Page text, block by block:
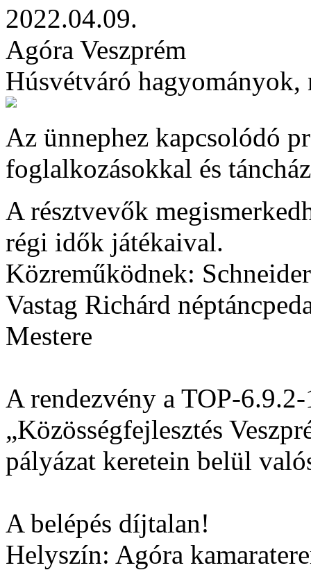
2022.04.09.
Agóra Veszprém
Húsvétváró hagyományok,
Az ünnephez kapcsolódó
foglalkozásokkal és
A résztvevők
régi idők játékaival.
Közreműködnek:
Vastag Richárd
Mestere
A rendezvény a TOP-
„Közösségfejlesztés
pályázat keretein belül
A belépés díjtalan!
Helyszín: Agóra